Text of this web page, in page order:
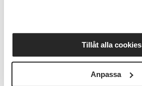
Tillåt alla cookies
Anpassa
Förslag på avlyft och serviceavgift
Omställningsfonden
Behandling av motioner